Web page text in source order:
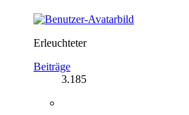
Erleuchteter
Beiträge
3.185